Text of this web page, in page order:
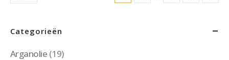
Categorieën
Arganolie (19)